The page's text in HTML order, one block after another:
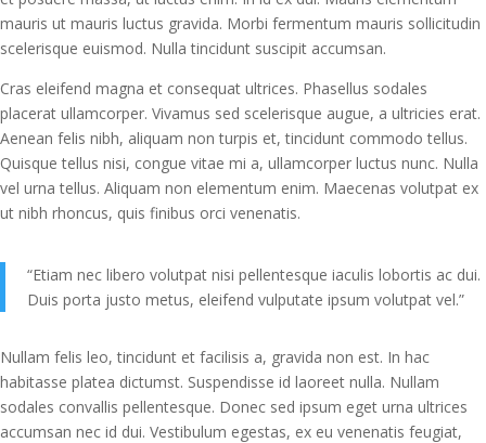
mauris ut mauris luctus gravida. Morbi fermentum mauris sollicitudin
scelerisque euismod. Nulla tincidunt suscipit accumsan.
Cras eleifend magna et consequat ultrices. Phasellus sodales
placerat ullamcorper. Vivamus sed scelerisque augue, a ultricies erat.
Aenean felis nibh, aliquam non turpis et, tincidunt commodo tellus.
Quisque tellus nisi, congue vitae mi a, ullamcorper luctus nunc. Nulla
vel urna tellus. Aliquam non elementum enim. Maecenas volutpat ex
ut nibh rhoncus, quis finibus orci venenatis.
“Etiam nec libero volutpat nisi pellentesque iaculis lobortis ac dui.
Duis porta justo metus, eleifend vulputate ipsum volutpat vel.”
Nullam felis leo, tincidunt et facilisis a, gravida non est. In hac
habitasse platea dictumst. Suspendisse id laoreet nulla. Nullam
sodales convallis pellentesque. Donec sed ipsum eget urna ultrices
accumsan nec id dui. Vestibulum egestas, ex eu venenatis feugiat,